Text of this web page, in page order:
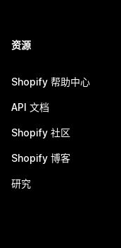
资源
Shopify 帮助中心
API 文档
Shopify 社区
Shopify 博客
研究